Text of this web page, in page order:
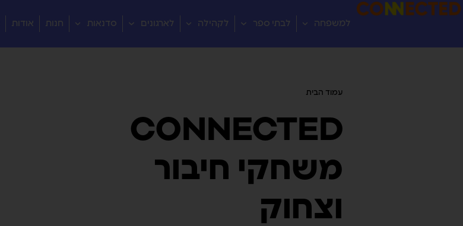
למשפחה לבתי ספר לקהילה לארגונים סדנאות חנות אודות
עמוד הבית
CONNECTED
משחקי חיבור
וצחוק